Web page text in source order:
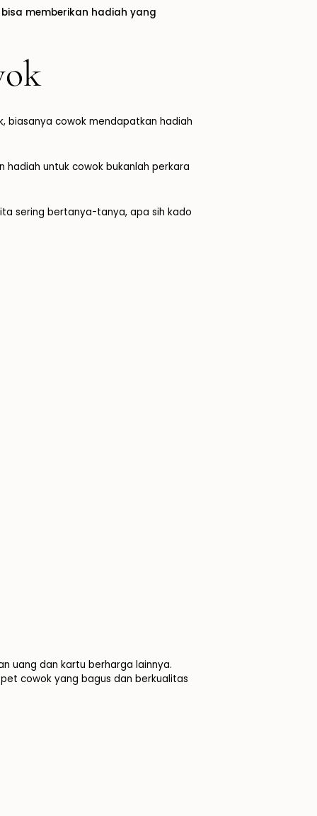
memberikan hadiah yang
biasanya cowok mendapatkan hadiah
hadiah untuk cowok bukanlah perkara
sering bertanya-tanya, apa sih kado
uang dan kartu berharga lainnya.
cowok yang bagus dan berkualitas